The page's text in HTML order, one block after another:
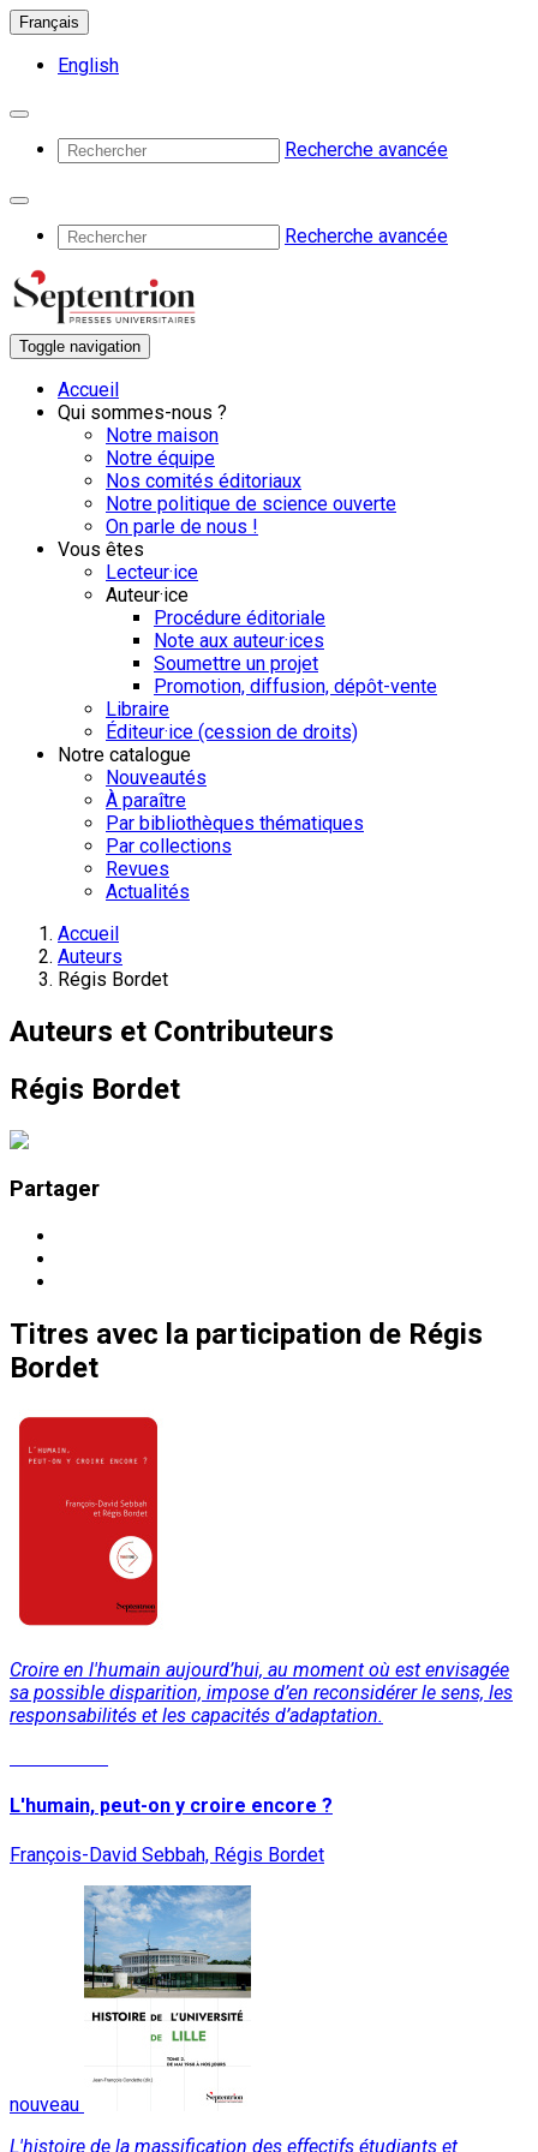
Français
English
Recherche avancée
Recherche avancée
Toggle navigation
Accueil
Qui sommes-nous ?
Notre maison
Notre équipe
Nos comités éditoriaux
Notre politique de science ouverte
On parle de nous !
Vous êtes
Lecteur·ice
Auteur·ice
Procédure éditoriale
Note aux auteur·ices
Soumettre un projet
Promotion, diffusion, dépôt-vente
Libraire
Éditeur·ice (cession de droits)
Notre catalogue
Nouveautés
À paraître
Par bibliothèques thématiques
Par collections
Revues
Actualités
Accueil
Auteurs
Régis Bordet
Auteurs et Contributeurs
Régis Bordet
Partager
Titres avec la participation de Régis
Bordet
Croire en l'humain aujourd’hui, au moment où est envisagée
sa possible disparition, impose d’en reconsidérer le sens, les
responsabilités et les capacités d’adaptation.
L'humain, peut-on y croire encore ?
François-David Sebbah, Régis Bordet
nouveau
L'histoire de la massification des effectifs étudiants et